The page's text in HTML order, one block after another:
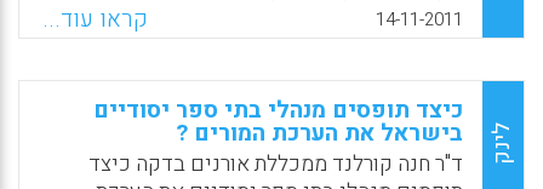
כמעריכים בשלבים שונים של ההערכה, על
הגדרת שאלות ההערכה, על בחירת מדגם המחקר
וכלי המחקר ועל דרך הטיפול בהצגת הממצאים
ופרסומם. בד בבד עם הצגת נושאים אלה, במאמר
הנוכחי הכותבים ממשיכים להתלבט בשאלות
העקרוניות והערכיות אשר מאפיינות את תחום
14-11-2011 קראו עוד...
לינק
כיצד תופסים מנהלי בתי ספר יסודיים
בישראל את הערכת המורים ?
ד"ר חנה קורלנד ממכללת אורנים בדקה כיצד